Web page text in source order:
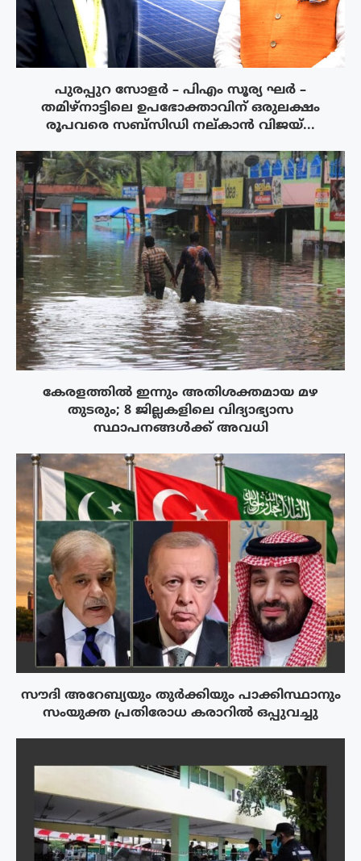
പുരപ്പുറ സോളർ – പിഎം സൂര്യ ഘർ –
തമിഴ്നാട്ടിലെ ഉപഭോക്താവിന് ഒരുലക്ഷം
രൂപവരെ സബ്സിഡി നല്കാൻ വിജയ്...
കേരളത്തിൽ ഇന്നും അതിശക്തമായ മഴ
തുടരും; 8 ജില്ലകളിലെ വിദ്യാഭ്യാസ
സ്ഥാപനങ്ങൾക്ക് അവധി
സൗദി അറേബ്യയും തുർക്കിയും പാക്കിസ്ഥാനും
സംയുക്ത പ്രതിരോധ കരാറിൽ ഒപ്പുവച്ചു